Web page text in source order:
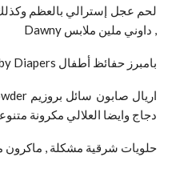
لحم عجل إسترالي بالعظم
, داوني ملين ملابس Dawny
بامبرز حفائظ أطفال Panmpers Baby Diapers
دجاج وايضا العلالي مكرونة
حلويات شرقية مشكلة , ماكرون